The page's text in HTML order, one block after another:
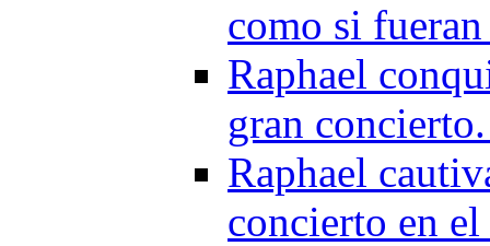
como si
Raphael
gran
Raphael
concierto en